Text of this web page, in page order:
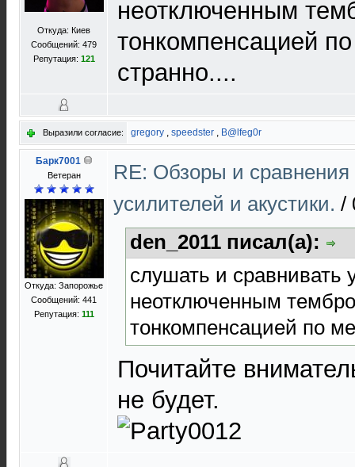
Откуда: Киев
Сообщений: 479
Репутация: 121
неотключенным
тонкомпенсацией
странно....
Выразили согласие: gregory , speedster , B@lfeg0r
Барк7001
Ветеран
Откуда: Запорожье
Сообщений: 441
Репутация: 111
RE: Обзоры и
усилителей и акустики. /
den_2011 писал(а):
слушать и сравнивать
неотключенным
тонкомпенсацией по
Почитайте
не будет.